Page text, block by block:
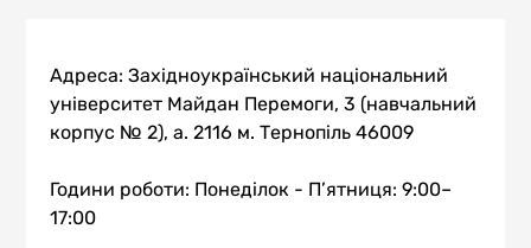
Адреса: Західноукраїнський національний
університет Майдан Перемоги, 3 (навчальний
корпус № 2), а. 2116 м. Тернопіль 46009
Години роботи: Понеділок - П’ятниця: 9:00–
17:00